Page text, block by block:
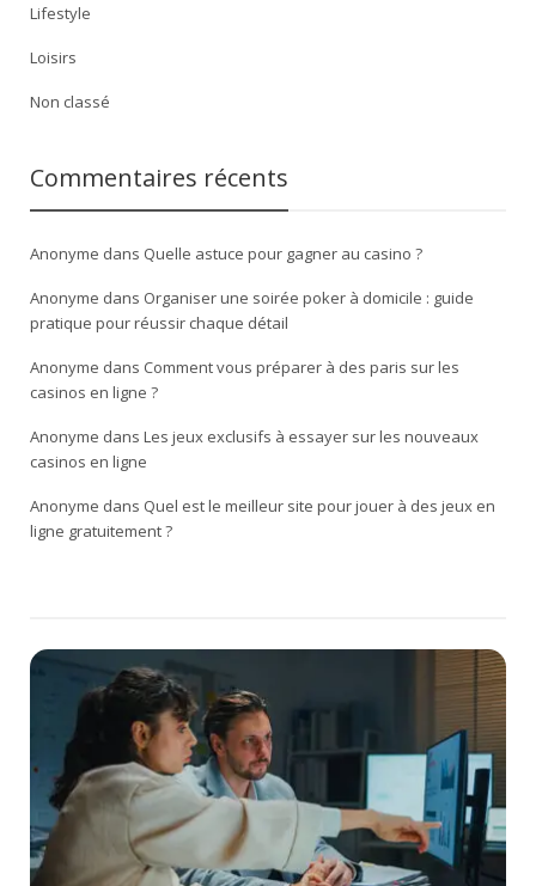
Lifestyle
Loisirs
Non classé
Commentaires récents
Anonyme dans Quelle astuce pour gagner au casino ?
Anonyme dans Organiser une soirée poker à domicile : guide
pratique pour réussir chaque détail
Anonyme dans Comment vous préparer à des paris sur les
casinos en ligne ?
Anonyme dans Les jeux exclusifs à essayer sur les nouveaux
casinos en ligne
Anonyme dans Quel est le meilleur site pour jouer à des jeux en
ligne gratuitement ?